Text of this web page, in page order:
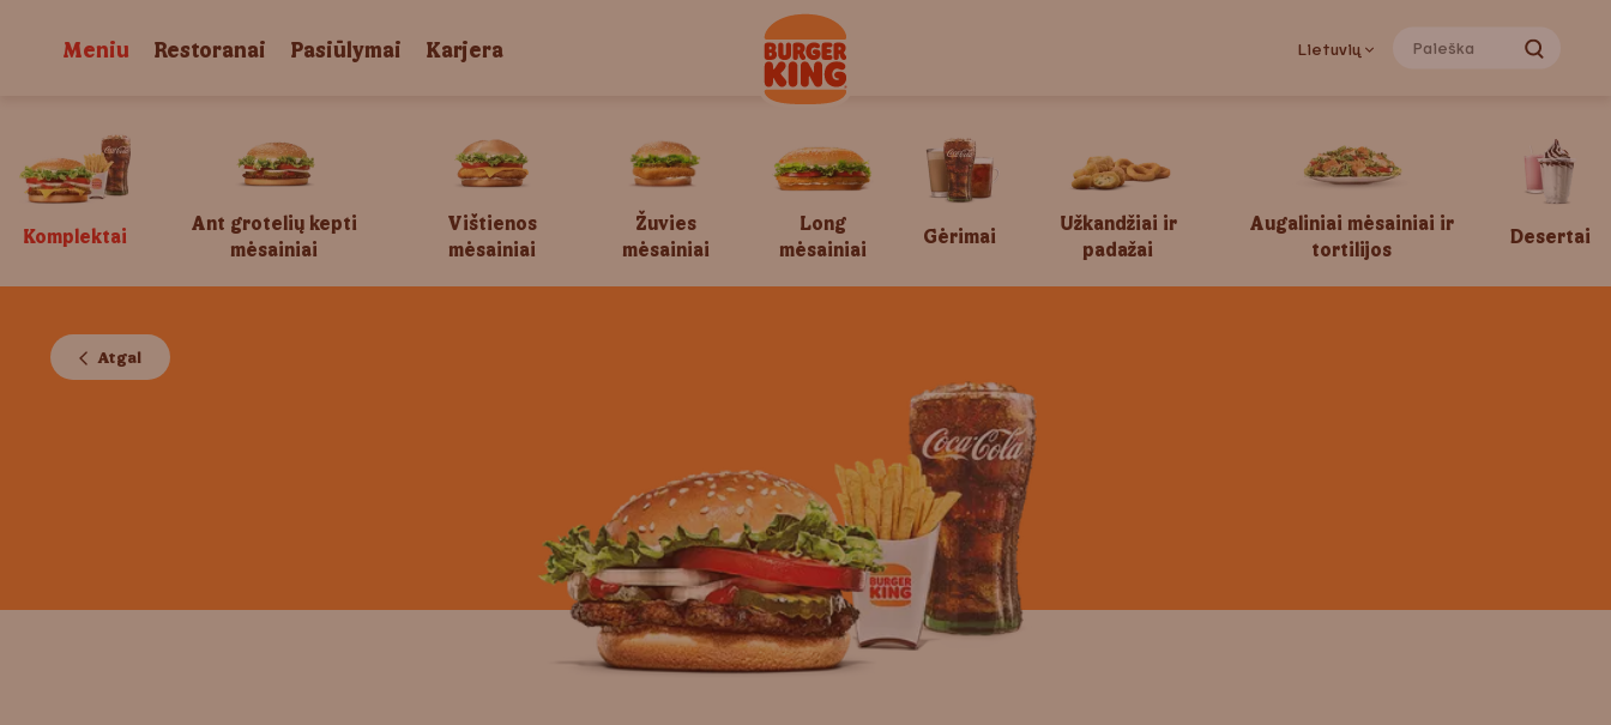
Meniu Restoranai Pasiūlymai Karjera Lietuvių
Komplektai
Ant grotelių kepti
mėsainiai
Vištienos
mėsainiai
Žuvies
mėsainiai
Long
mėsainiai
Gėrimai
Užkandžiai ir
padažai
Augaliniai mėsainiai ir
tortilijos
Desertai
Atgal